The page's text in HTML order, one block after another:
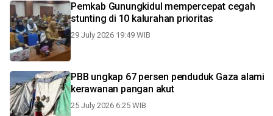
Pemkab Gunungkidul mempercepat cegah
stunting di 10 kalurahan prioritas
29 July 2026 19:49 WIB
PBB ungkap 67 persen penduduk Gaza alami
kerawanan pangan akut
25 July 2026 6:25 WIB